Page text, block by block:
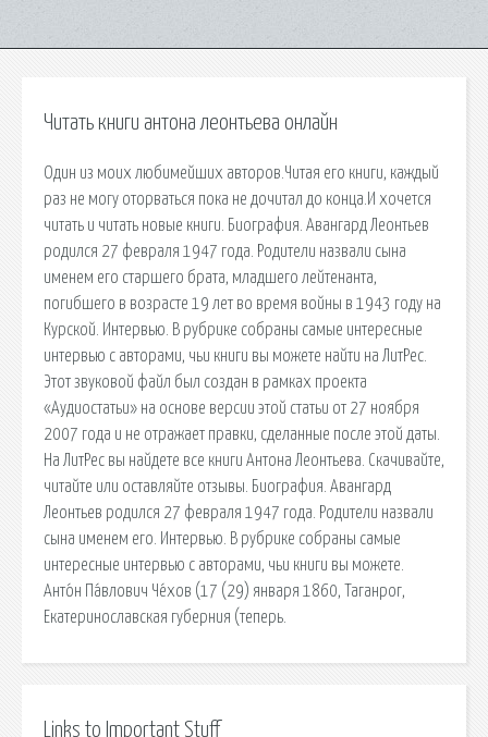
Читать книги антона леонтьева онлайн
Один из моих любимейших авторов.Читая его книги, каждый
раз не могу оторваться пока не дочитал до конца.И хочется
читать и читать новые книги. Биография. Авангард Леонтьев
родился 27 февраля 1947 года. Родители назвали сына
именем его старшего брата, младшего лейтенанта,
погибшего в возрасте 19 лет во время войны в 1943 году на
Курской. Интервью. В рубрике собраны самые интересные
интервью с авторами, чьи книги вы можете найти на ЛитРес.
Этот звуковой файл был создан в рамках проекта
«Аудиостатьи» на основе версии этой статьи от 27 ноября
2007 года и не отражает правки, сделанные после этой даты.
На ЛитРес вы найдете все книги Антона Леонтьева. Скачивайте,
читайте или оставляйте отзывы. Биография. Авангард
Леонтьев родился 27 февраля 1947 года. Родители назвали
сына именем его. Интервью. В рубрике собраны самые
интересные интервью с авторами, чьи книги вы можете.
Анто́н Па́влович Че́хов (17 (29) января 1860, Таганрог,
Екатеринославская губерния (теперь.
Links to Important Stuff